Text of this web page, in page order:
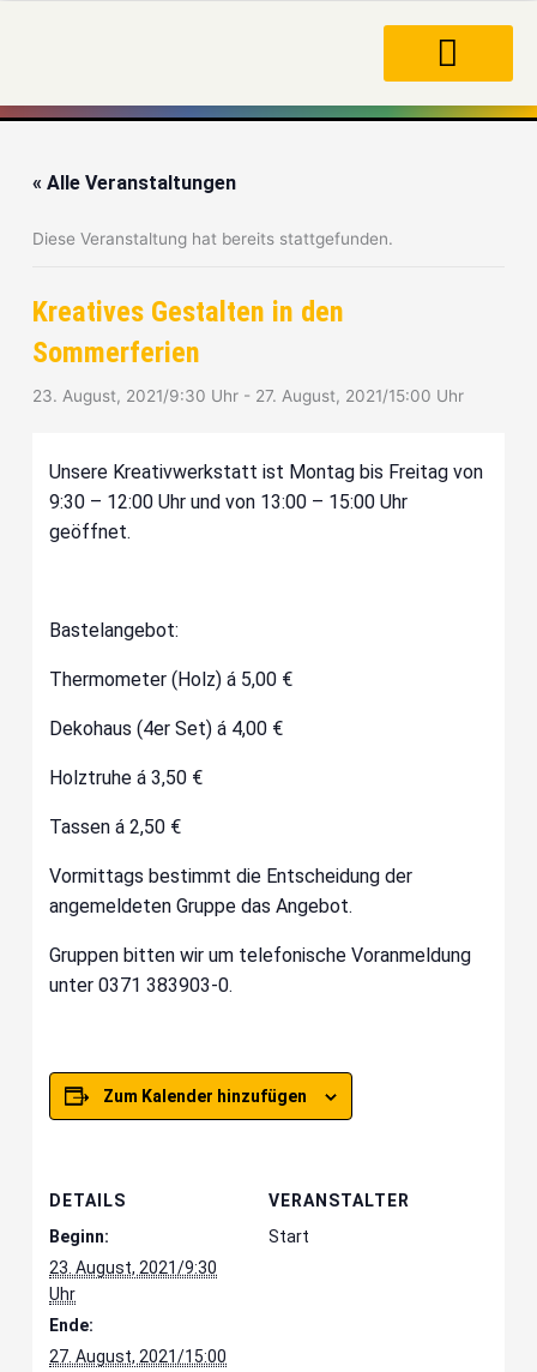
« Alle Veranstaltungen
Diese Veranstaltung hat bereits stattgefunden.
Kreatives Gestalten in den
Sommerferien
23. August, 2021/9:30 Uhr - 27. August, 2021/15:00 Uhr
Unsere Kreativwerkstatt ist Montag bis Freitag von
9:30 – 12:00 Uhr und von 13:00 – 15:00 Uhr
geöffnet.
Bastelangebot:
Thermometer (Holz) á 5,00 €
Dekohaus (4er Set) á 4,00 €
Holztruhe á 3,50 €
Tassen á 2,50 €
Vormittags bestimmt die Entscheidung der
angemeldeten Gruppe das Angebot.
Gruppen bitten wir um telefonische Voranmeldung
unter 0371 383903-0.
Zum Kalender hinzufügen
DETAILS
Beginn:
23. August, 2021/9:30
Uhr
Ende:
27. August, 2021/15:00
VERANSTALTER
Start